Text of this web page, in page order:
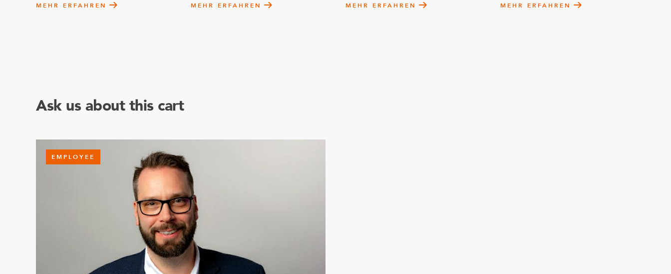
MEHR ERFAHREN MEHR ERFAHREN MEHR ERFAHREN MEHR ERFAHREN
Ask us about this cart
EMPLOYEE